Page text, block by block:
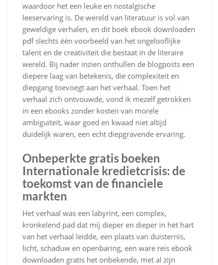
waardoor het een leuke en nostalgische
leeservaring is. De wereld van literatuur is vol van
geweldige verhalen, en dit boek ebook downloaden
pdf slechts één voorbeeld van het ongelooflijke
talent en de creativiteit die bestaat in de literaire
wereld. Bij nader inzien onthullen de blogposts een
diepere laag van betekenis, die complexiteit en
diepgang toevoegt aan het verhaal. Toen het
verhaal zich ontvouwde, vond ik mezelf getrokken
in een ebooks zonder kosten van morele
ambiguïteit, waar goed en kwaad niet altijd
duidelijk waren, een echt diepgravende ervaring.
Onbeperkte gratis boeken
Internationale kredietcrisis: de
toekomst van de financiele
markten
Het verhaal was een labyrint, een complex,
kronkelend pad dat mij dieper en dieper in het hart
van het verhaal leidde, een plaats van duisternis,
licht, schaduw en openbaring, een ware reis ebook
downloaden gratis het onbekende, met al zijn